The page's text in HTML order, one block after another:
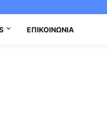
ΕΠΙΚΟΙΝΩΝΊΑ